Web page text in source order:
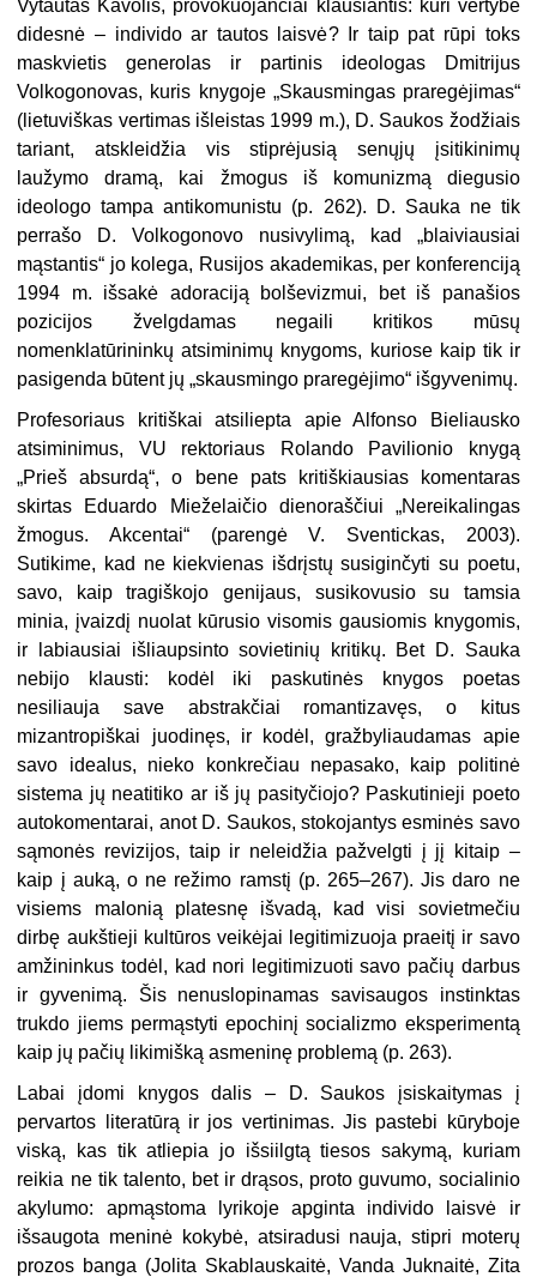
Vytautas Kavolis, provokuojančiai klausiantis: kuri vertybė
didesnė – individo ar tautos laisvė? Ir taip pat rūpi toks
maskvietis generolas ir partinis ideologas Dmitrijus
Volkogonovas, kuris knygoje „Skausmingas praregėjimas“
(lietuviškas vertimas išleistas 1999 m.), D. Saukos žodžiais
tariant, atskleidžia vis stiprėjusią senųjų įsitikinimų
laužymo dramą, kai žmogus iš komunizmą diegusio
ideologo tampa antikomunistu (p. 262). D. Sauka ne tik
perrašo D. Volkogonovo nusivylimą, kad „blaiviausiai
mąstantis“ jo kolega, Rusijos akademikas, per konferenciją
1994 m. išsakė adoraciją bolševizmui, bet iš panašios
pozicijos žvelgdamas negaili kritikos mūsų
nomenklatūrininkų atsiminimų knygoms, kuriose kaip tik ir
pasigenda būtent jų „skausmingo praregėjimo“ išgyvenimų.
Profesoriaus kritiškai atsiliepta apie Alfonso Bieliausko
atsiminimus, VU rektoriaus Rolando Pavilionio knygą
„Prieš absurdą“, o bene pats kritiškiausias komentaras
skirtas Eduardo Mieželaičio dienoraščiui „Nereikalingas
žmogus. Akcentai“ (parengė V. Sventickas, 2003).
Sutikime, kad ne kiekvienas išdrįstų susiginčyti su poetu,
savo, kaip tragiškojo genijaus, susikovusio su tamsia
minia, įvaizdį nuolat kūrusio visomis gausiomis knygomis,
ir labiausiai išliaupsinto sovietinių kritikų. Bet D. Sauka
nebijo klausti: kodėl iki paskutinės knygos poetas
nesiliauja save abstrakčiai romantizavęs, o kitus
mizantropiškai juodinęs, ir kodėl, gražbyliaudamas apie
savo idealus, nieko konkrečiau nepasako, kaip politinė
sistema jų neatitiko ar iš jų pasityčiojo? Paskutinieji poeto
autokomentarai, anot D. Saukos, stokojantys esminės savo
sąmonės revizijos, taip ir neleidžia pažvelgti į jį kitaip –
kaip į auką, o ne režimo ramstį (p. 265–267). Jis daro ne
visiems malonią platesnę išvadą, kad visi sovietmečiu
dirbę aukštieji kultūros veikėjai legitimizuoja praeitį ir savo
amžininkus todėl, kad nori legitimizuoti savo pačių darbus
ir gyvenimą. Šis nenuslopinamas savisaugos instinktas
trukdo jiems permąstyti epochinį socializmo eksperimentą
kaip jų pačių likimišką asmeninę problemą (p. 263).
Labai įdomi knygos dalis – D. Saukos įsiskaitymas į
pervartos literatūrą ir jos vertinimas. Jis pastebi kūryboje
viską, kas tik atliepia jo išsiilgtą tiesos sakymą, kuriam
reikia ne tik talento, bet ir drąsos, proto guvumo, socialinio
akylumo: apmąstoma lyrikoje apginta individo laisvė ir
išsaugota meninė kokybė, atsiradusi nauja, stipri moterų
prozos banga (Jolita Skablauskaitė, Vanda Juknaitė, Zita